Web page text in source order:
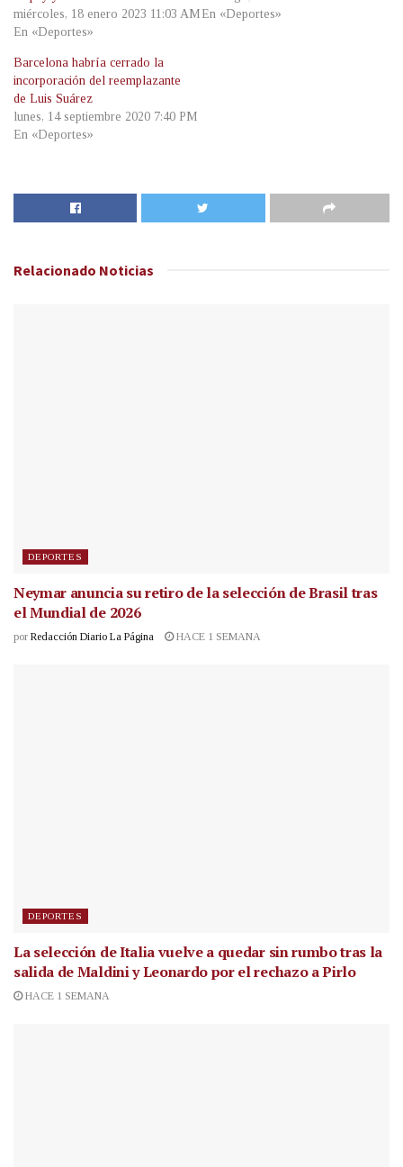
miércoles, 18 enero 2023 11:03 AM
En «Deportes»
En «Deportes»
Barcelona habría cerrado la
incorporación del reemplazante
de Luis Suárez
lunes, 14 septiembre 2020 7:40 PM
En «Deportes»
Relacionado Noticias
DEPORTES
Neymar anuncia su retiro de la selección de Brasil tras
el Mundial de 2026
por Redacción Diario La Página HACE 1 SEMANA
DEPORTES
La selección de Italia vuelve a quedar sin rumbo tras la
salida de Maldini y Leonardo por el rechazo a Pirlo
HACE 1 SEMANA